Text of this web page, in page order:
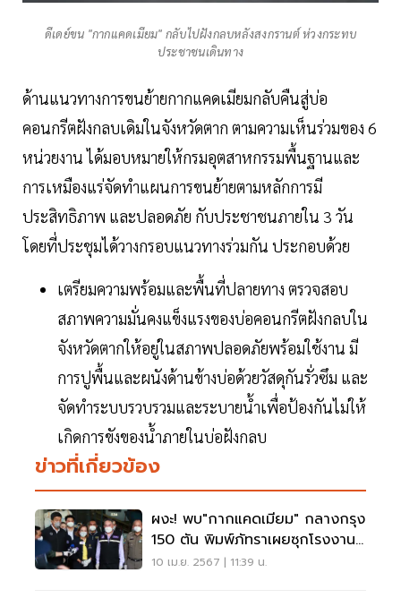
ดีเดย์ขน "กากแคดเมียม" กลับไปฝังกลบหลังสงกรานต์ ห่วงกระทบ
ประชาชนเดินทาง
ด้านแนวทางการขนย้ายกากแคดเมียมกลับคืนสู่บ่อ
คอนกรีตฝังกลบเดิมในจังหวัดตาก ตามความเห็นร่วมของ 6
หน่วยงาน ได้มอบหมายให้กรมอุตสาหกรรมพื้นฐานและ
การเหมืองแร่จัดทำแผนการขนย้ายตามหลักการมี
ประสิทธิภาพ และปลอดภัย กับประชาชนภายใน 3 วัน
โดยที่ประชุมได้วางกรอบแนวทางร่วมกัน ประกอบด้วย
เตรียมความพร้อมและพื้นที่ปลายทาง ตรวจสอบ
สภาพความมั่นคงแข็งแรงของบ่อคอนกรีตฝังกลบใน
จังหวัดตากให้อยู่ในสภาพปลอดภัยพร้อมใช้งาน มี
การปูพื้นและผนังด้านข้างบ่อด้วยวัสดุกันรั่วซึม และ
จัดทำระบบรวบรวมและระบายน้ำเพื่อป้องกันไม่ให้
เกิดการขังของน้ำภายในบ่อฝังกลบ
ข่าวที่เกี่ยวข้อง
ผงะ! พบ"กากแคดเมียม" กลางกรุง
150 ตัน พิมพ์ภัทราเผยซุกโรงงาน
ย่านบางซื่อ
10 เม.ย. 2567 | 11:39 น.